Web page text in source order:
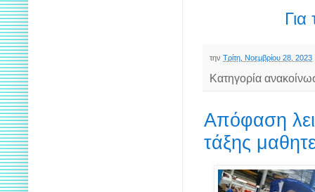
την Τρίτη, Νοεμβρίου 28, 2023
Κατηγορία
Απόφαση
τάξης